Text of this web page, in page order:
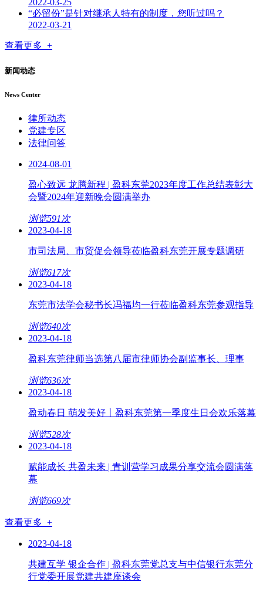
2022-03-25
“必留份”是针对继承人特有的制度，您听过吗？
2022-03-21
查看更多 +
新闻动态
News Center
律所动态
党建专区
法律问答
2024-08-01
盈心致远 龙腾新程 | 盈科东莞2023年度工作总结表彰大
会暨2024年迎新晚会圆满举办
浏览591次
2023-04-18
市司法局、市贸促会领导莅临盈科东莞开展专题调研
浏览617次
2023-04-18
东莞市法学会秘书长冯福均一行莅临盈科东莞参观指导
浏览640次
2023-04-18
盈科东莞律师当选第八届市律师协会副监事长、理事
浏览636次
2023-04-18
盈动春日 萌发美好丨盈科东莞第一季度生日会欢乐落幕
浏览528次
2023-04-18
赋能成长 共盈未来 | 青训营学习成果分享交流会圆满落
幕
浏览669次
查看更多 +
2023-04-18
共建互学 银企合作 | 盈科东莞党总支与中信银行东莞分
行党委开展党建共建座谈会